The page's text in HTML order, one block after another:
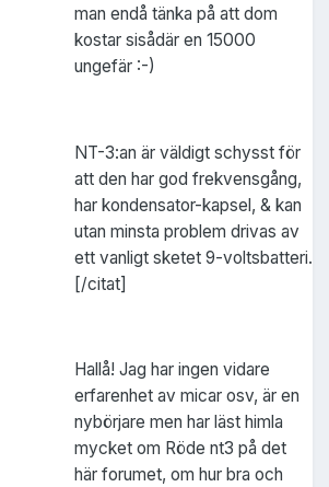
man endå tänka på att dom
kostar sisådär en 15000
ungefär :-)
NT-3:an är väldigt schysst för
att den har god frekvensgång,
har kondensator-kapsel, & kan
utan minsta problem drivas av
ett vanligt sketet 9-voltsbatteri.
[/citat]
Hallå! Jag har ingen vidare
erfarenhet av micar osv, är en
nybörjare men har läst himla
mycket om Röde nt3 på det
här forumet, om hur bra och